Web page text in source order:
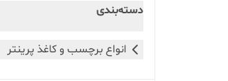
دسته‌بندی
انواع برچسب و کاغذ پرینتر